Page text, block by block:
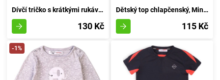
Dívčí tričko s krátkými rukávy, od značky Minoti, model 2SLUBT18, v odstínu oranžové, velikost 152/158 | pro věk 12/13 let
130 Kč
Dětský top chlapčenský, Minoti, 1VEST 5, šedý - velikost 152/158 | pro věk 12/13 let
115 Kč
-1%